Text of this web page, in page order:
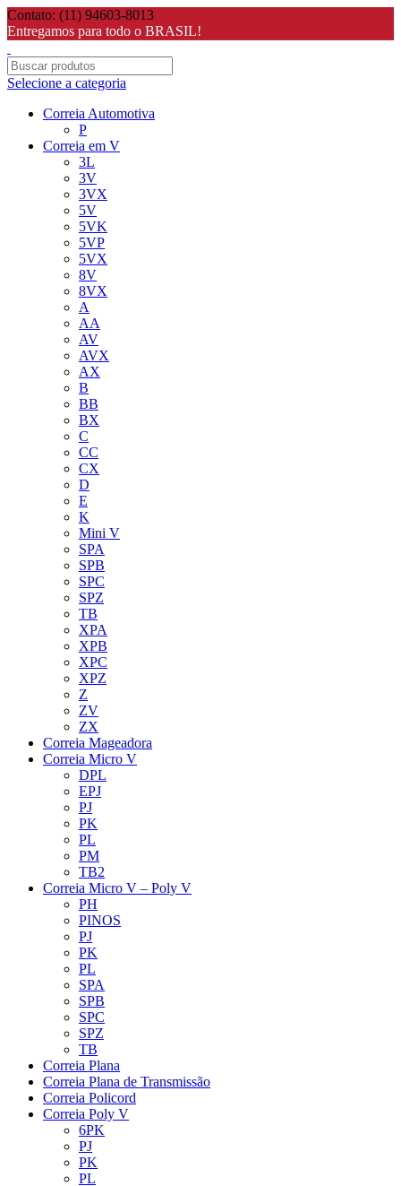
Contato: (11) 94603-8013
Entregamos para todo o BRASIL!
Selecione a categoria
Correia Automotiva
P
Correia em V
3L
3V
3VX
5V
5VK
5VP
5VX
8V
8VX
A
AA
AV
AVX
AX
B
BB
BX
C
CC
CX
D
E
K
Mini V
SPA
SPB
SPC
SPZ
TB
XPA
XPB
XPC
XPZ
Z
ZV
ZX
Correia Mageadora
Correia Micro V
DPL
EPJ
PJ
PK
PL
PM
TB2
Correia Micro V – Poly V
PH
PINOS
PJ
PK
PL
SPA
SPB
SPC
SPZ
TB
Correia Plana
Correia Plana de Transmissão
Correia Policord
Correia Poly V
6PK
PJ
PK
PL